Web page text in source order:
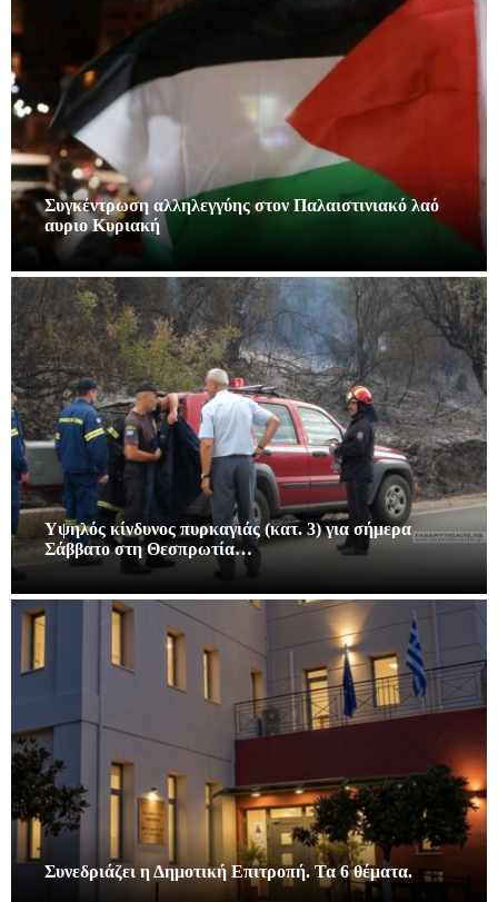
Συγκέντρωση αλληλεγγύης στον Παλαιστινιακό λαό
αυριο Κυριακή
Υψηλός κίνδυνος πυρκαγιάς (κατ. 3) για σήμερα
Σάββατο στη Θεσπρωτία…
Συνεδριάζει η Δημοτική Επιτροπή. Τα 6 θέματα.